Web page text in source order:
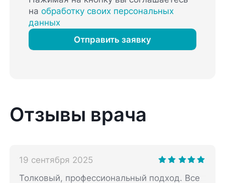
наобработку своих персональных
данных
Отправить заявку
Отзывы врача
19 сентября 2025
Толковый, профессиональный подход. Все